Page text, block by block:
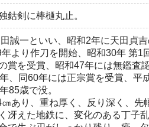
鈷剣に棒樋丸止。
誠一といい、昭和2年に天田貞
より作刀を開始、昭和30年 第
賞を受賞、昭和47年には無鑑査
、同60年には正宗賞を受賞、
85歳で没。
あり、重ね厚く、反り深く、
冴えた地鉄に、変化のある丁子